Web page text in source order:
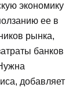
экономику
ее в
рынка,
банков
добавляет